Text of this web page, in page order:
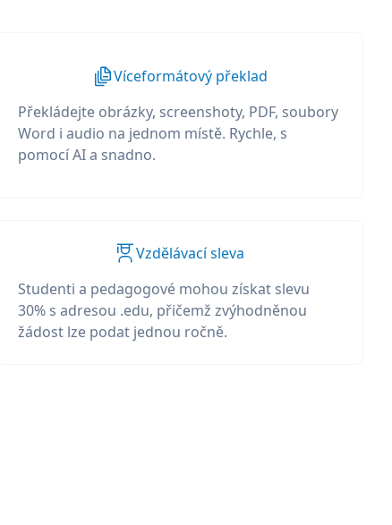
Víceformátový překlad
Překládejte obrázky, screenshoty, PDF, soubory
Word i audio na jednom místě. Rychle, s
pomocí AI a snadno.
Vzdělávací sleva
Studenti a pedagogové mohou získat slevu
30% s adresou .edu, přičemž zvýhodněnou
žádost lze podat jednou ročně.